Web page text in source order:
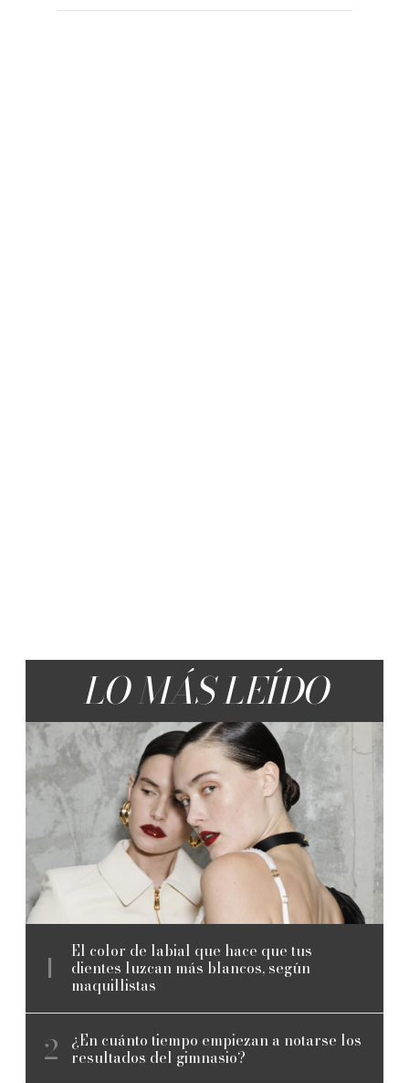
LO MÁS LEÍDO
El color de labial que hace que tus
dientes luzcan más blancos, según
maquillistas
¿En cuánto tiempo empiezan a notarse los
resultados del gimnasio?